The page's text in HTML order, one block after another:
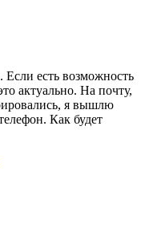
есть возможность
актуально. На почту,
я вышлю
Как будет